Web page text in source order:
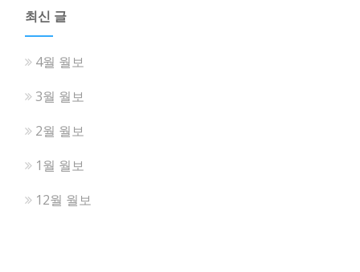
최신 글
4월 월보
3월 월보
2월 월보
1월 월보
12월 월보